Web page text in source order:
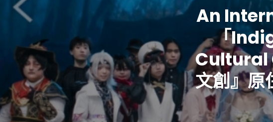
An
「
Cultural
文創』原